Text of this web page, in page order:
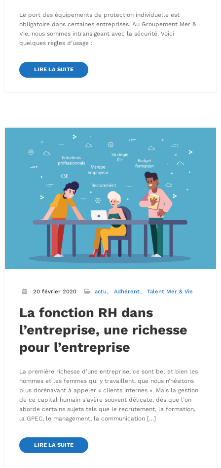
Le port des équipements de protection individuelle est
obligatoire dans certaines entreprises. Au Groupement Mer &
Vie, nous sommes intransigeant avec la sécurité. Voici
quelques règles d’usage :
LIRE LA SUITE
20 février 2020 actu Adhérent Talent Mer & Vie
La fonction RH dans
l’entreprise, une richesse
pour l’entreprise
La première richesse d’une entreprise, ce sont bel et bien les
hommes et les femmes qui y travaillent, que nous n’hésitons
plus dorénavant à appeler « clients internes ». Mais la gestion
de ce capital humain s’avère souvent délicate, dès que l’on
aborde certains sujets tels que le recrutement, la formation,
la GPEC, le management, la communication […]
LIRE LA SUITE